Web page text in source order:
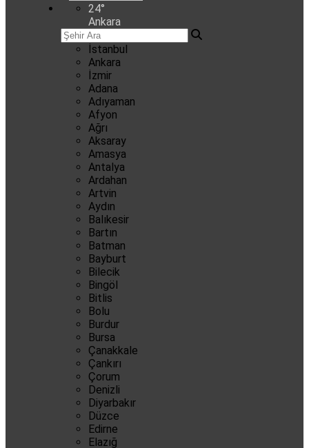
24°
Ankara
İstanbul
Ankara
İzmir
Adana
Adıyaman
Afyon
Ağrı
Aksaray
Amasya
Antalya
Ardahan
Artvin
Aydın
Balıkesir
Bartın
Batman
Bayburt
Bilecik
Bingöl
Bitlis
Bolu
Burdur
Bursa
Çanakkale
Çankırı
Çorum
Denizli
Diyarbakır
Düzce
Edirne
Elazığ